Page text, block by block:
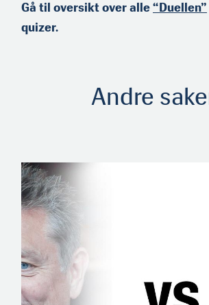
Gå til oversikt over alle“Duellen”
quizer.
Andre